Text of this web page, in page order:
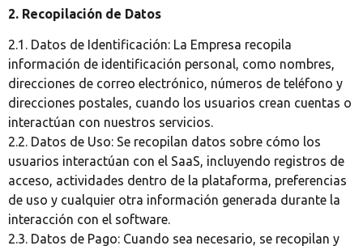
2. Recopilación de Datos
2.1. Datos de Identificación: La Empresa recopila
información de identificación personal, como nombres,
direcciones de correo electrónico, números de teléfono y
direcciones postales, cuando los usuarios crean cuentas o
interactúan con nuestros servicios.
2.2. Datos de Uso: Se recopilan datos sobre cómo los
usuarios interactúan con el SaaS, incluyendo registros de
acceso, actividades dentro de la plataforma, preferencias
de uso y cualquier otra información generada durante la
interacción con el software.
2.3. Datos de Pago: Cuando sea necesario, se recopilan y